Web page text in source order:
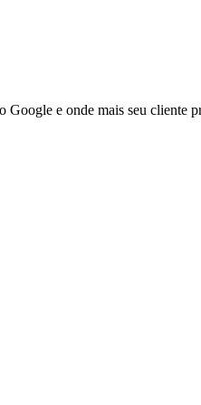
Google e onde mais seu cliente